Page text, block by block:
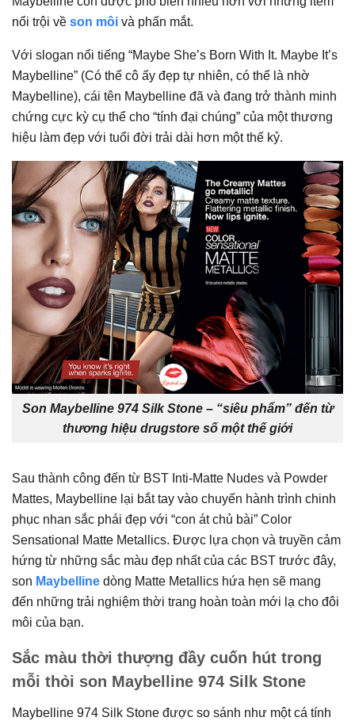
nổi trội về son môi và phấn mắt.
Với slogan nổi tiếng “Maybe She’s Born With It. Maybe It’s
Maybelline” (Có thể cô ấy đẹp tự nhiên, có thể là nhờ
Maybelline), cái tên Maybelline đã và đang trở thành minh
chứng cực kỳ cụ thể cho “tính đại chúng” của một thương
hiệu làm đẹp với tuổi đời trải dài hơn một thế kỷ.
Son Maybelline 974 Silk Stone – “siêu phẩm” đến từ
thương hiệu drugstore số một thế giới
Sau thành công đến từ BST Inti-Matte Nudes và Powder
Mattes, Maybelline lại bắt tay vào chuyến hành trình chinh
phục nhan sắc phái đẹp với “con át chủ bài” Color
Sensational Matte Metallics. Được lựa chọn và truyền cảm
hứng từ những sắc màu đẹp nhất của các BST trước đây,
son Maybelline dòng Matte Metallics hứa hẹn sẽ mang
đến những trải nghiệm thời trang hoàn toàn mới lạ cho đôi
môi của bạn.
Sắc màu thời thượng đầy cuốn hút trong
mỗi thỏi son Maybelline 974 Silk Stone
Maybelline 974 Silk Stone được so sánh như một cá tính